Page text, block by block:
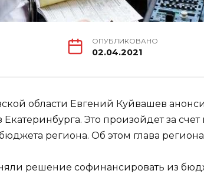
ОПУБЛИКОВАНО
02.04.2021
области Евгений Куйвашев
Это произойдет за
региона. Об этом глава
решение софинансировать из